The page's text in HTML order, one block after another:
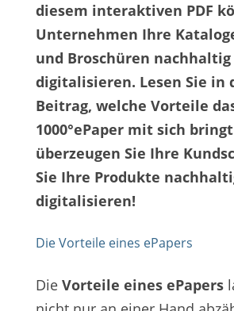
diesem interaktiven PDF
Unternehmen Ihre
und Broschüren nachhaltig
digitalisieren. Lesen Sie in
Beitrag, welche Vorteile
1000°ePaper mit sich
überzeugen Sie Ihre
Sie Ihre Produkte
digitalisieren!
Die Vorteile eines ePapers
Die Vorteile eines ePapers